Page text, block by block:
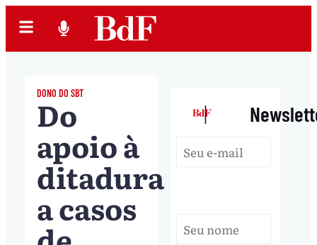
DONO DO SBT
Do
apoio à
ditadura
a casos
|